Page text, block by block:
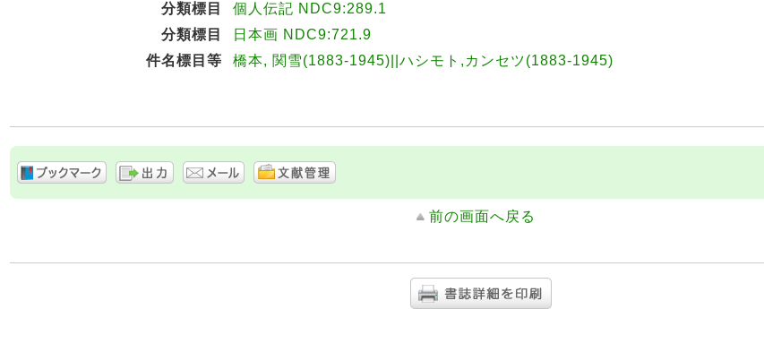
分類標目
個人伝記 NDC9:289.1
分類標目
日本画 NDC9:721.9
件名標目等
橋本, 関雪(1883-1945)||ハシモト,カンセツ(1883-1945)
前の画面へ戻る